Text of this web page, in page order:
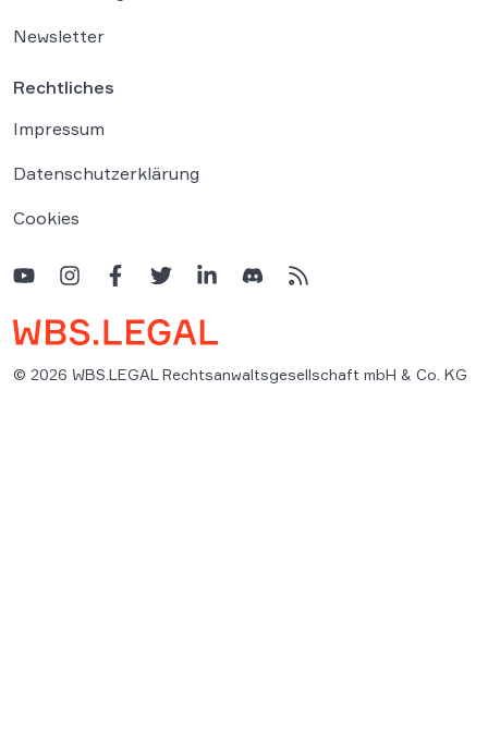
Newsletter
Rechtliches
Impressum
Datenschutzerklärung
Cookies
© 2026 WBS.LEGAL Rechtsanwaltsgesellschaft mbH & Co. KG